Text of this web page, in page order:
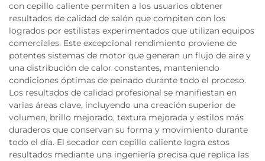
con cepillo caliente permiten a los usuarios obtener
resultados de calidad de salón que compiten con los
logrados por estilistas experimentados que utilizan equipos
comerciales. Este excepcional rendimiento proviene de
potentes sistemas de motor que generan un flujo de aire y
una distribución de calor constantes, manteniendo
condiciones óptimas de peinado durante todo el proceso.
Los resultados de calidad profesional se manifiestan en
varias áreas clave, incluyendo una creación superior de
volumen, brillo mejorado, textura mejorada y estilos más
duraderos que conservan su forma y movimiento durante
todo el día. El secador con cepillo caliente logra estos
resultados mediante una ingeniería precisa que replica las